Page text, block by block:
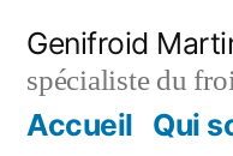
contenu
Genifroid
spécialiste du
Accueil Qui